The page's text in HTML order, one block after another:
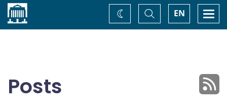
Accueil EN
Basculer
la
recherche
Changez
de
Posts